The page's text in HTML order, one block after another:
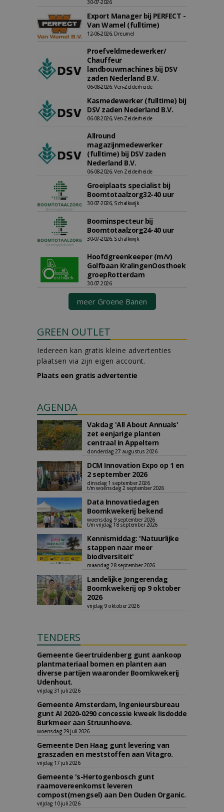
30-07-2026
Export Manager bij PERFECT -
Van Wamel (fulltime)
12-06-2026, Dreumel
Proefveldmedewerker/
Chauffeur
landbouwmachines bij DSV
zaden Nederland B.V.
06-08-2026, Ven-Zelderheide
Kasmedewerker (fulltime) bij
DSV zaden Nederland B.V.
06-08-2026, Ven-Zelderheide
Allround
magazijnmedewerker
(fulltime) bij DSV zaden
Nederland B.V.
06-08-2026, Ven Zelderheide
Groeiplaats specialist bij
Boomtotaalzorg32-40 uur
30-07-2026, Schalkwijk
Boominspecteur bij
Boomtotaalzorg24-40 uur
30-07-2026, Schalkwijk
Hoofdgreenkeeper (m/v)
Golfbaan KralingenOosthoek
groepRotterdam
30-07-2026
meer Groene Banen
GREEN OUTLET
Iedereen kan gratis kleine advertenties
plaatsen via zijn eigen account.
Plaats een gratis advertentie
AGENDA
Vakdag 'All About Annuals'
zet eenjarige planten
centraal in Appeltern
donderdag 27 augustus 2026
DCM Innovation Expo op 1 en
2 september 2026
dinsdag 1 september 2026
t/m woensdag 2 september 2026
Data Innovatiedagen
Boomkwekerij bekend
woensdag 9 september 2026
t/m vrijdag 18 september 2026
Kennismiddag: 'Natuurlijke
stappen naar meer
biodiversiteit'
maandag 28 september 2026
Landelijke Jongerendag
Boomkwekerij op 9 oktober
2026
vrijdag 9 oktober 2026
TENDERS
Gemeente Geertruidenberg gunt aankoop
plantmateriaal bomen en planten aan
diverse partijen waaronder Boomkwekerij
Udenhout.
vrijdag 31 juli 2026
Gemeente Amsterdam, Ingenieursbureau
gunt AI 2020-0290 concessie kweek lisdodde
Burkmeer aan Struunhoeve.
woensdag 29 juli 2026
Gemeente Den Haag gunt levering van
graszaden en meststoffen aan Vitagro.
vrijdag 17 juli 2026
Gemeente 's-Hertogenbosch gunt
raamovereenkomst leveren
compost(mengsel) aan Den Ouden Organic.
vrijdag 10 juli 2026